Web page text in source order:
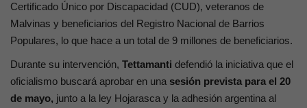
Certificado Único por Discapacidad (CUD), veteranos de
Malvinas y beneficiarios del Registro Nacional de Barrios
Populares, lo que hace a un total de 9 millones de beneficiarios.
Durante su intervención, Tettamanti defendió la iniciativa que el
oficialismo buscará aprobar en una sesión prevista para el 20
de mayo, junto a la ley Hojarasca y la adhesión argentina al